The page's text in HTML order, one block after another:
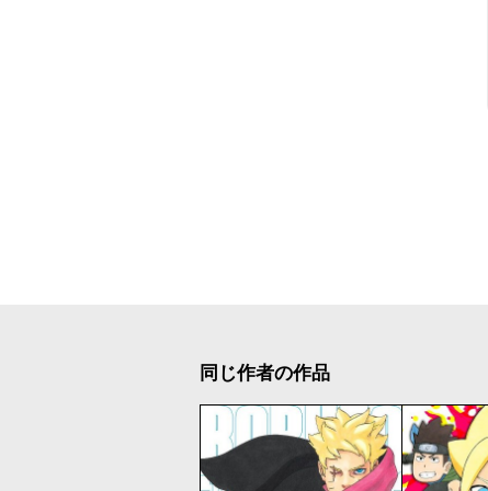
同じ作者の作品